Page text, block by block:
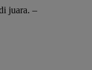
juara. –